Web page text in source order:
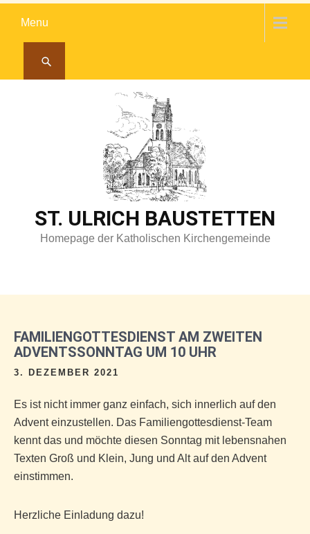
Menu
ST. ULRICH BAUSTETTEN
Homepage der Katholischen Kirchengemeinde
FAMILIENGOTTESDIENST AM ZWEITEN
ADVENTSSONNTAG UM 10 UHR
3. DEZEMBER 2021
Es ist nicht immer ganz einfach, sich innerlich auf den
Advent einzustellen. Das Familiengottesdienst-Team
kennt das und möchte diesen Sonntag mit lebensnahen
Texten Groß und Klein, Jung und Alt auf den Advent
einstimmen.
Herzliche Einladung dazu!